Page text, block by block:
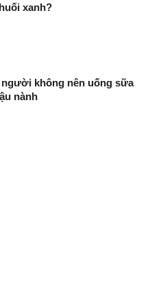
xanh?
người không nên uống sữa
nành